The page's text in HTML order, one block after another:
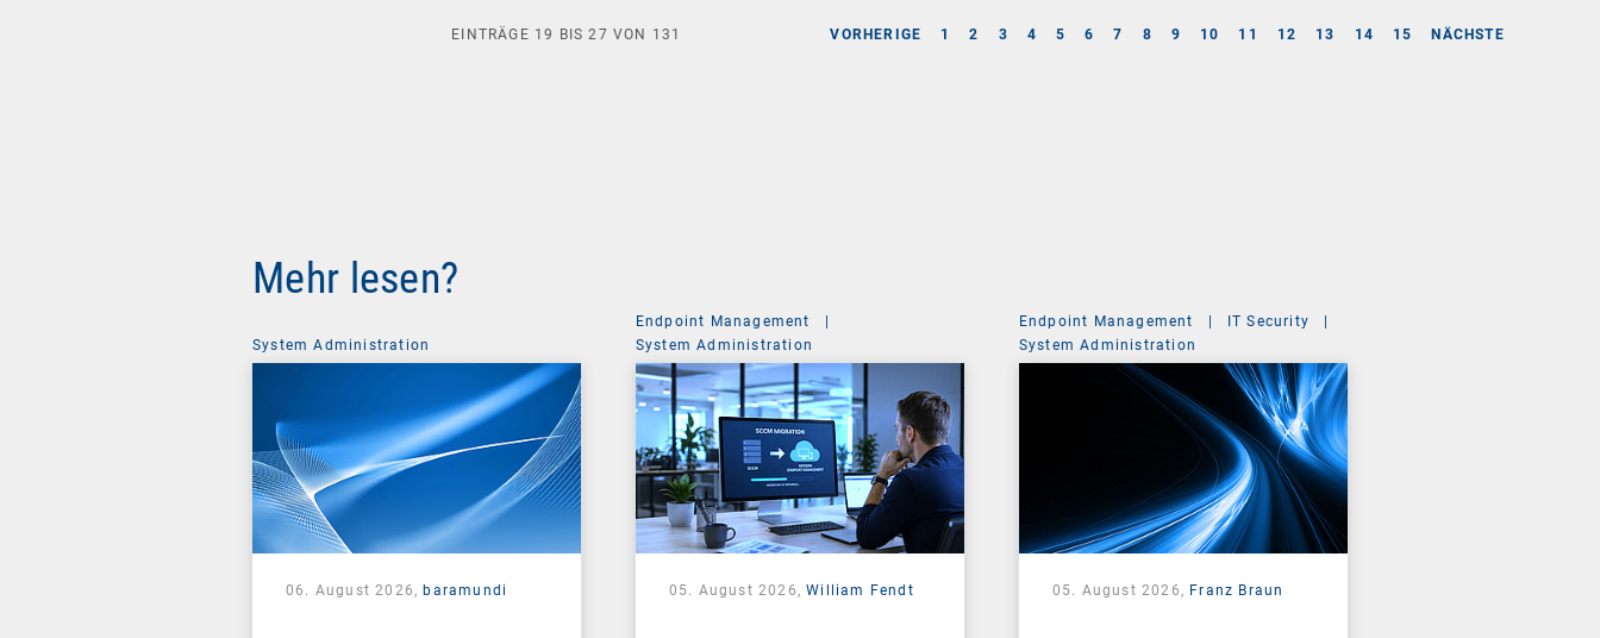
VORHERIGE 1 2 3 4 5 6 7 8 9 10 11 12 13 14 15 NÄCHSTE
EINTRÄGE 19 BIS27 VON 131
Mehr lesen?
System Administration
06. August 2026,baramundi
Endpoint Management
|
System Administration
05. August 2026,William Fendt
Endpoint Management | IT Security
|
System Administration
05. August 2026, Franz Braun